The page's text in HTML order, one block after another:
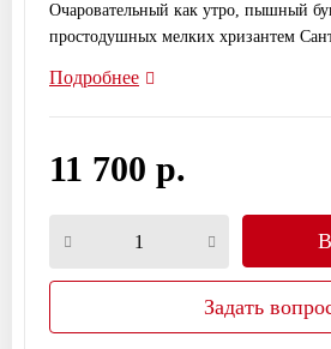
Очаровательный как утро, пышный
простодушных мелких хризантем
Подробнее
11 700 р.
Задать